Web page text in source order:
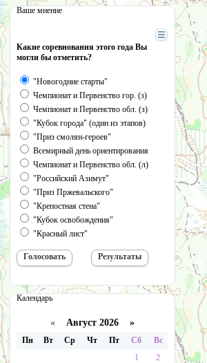
Ваше мнение
Какие соревнования этого года Вы
могли бы отметить?
"Новогодние старты"
Чемпионат и Первенство гор. (з)
Чемпионат и Первенство обл. (з)
"Кубок города" (один из этапов)
"Приз смолян-героев"
Всемирный день ориентирования
Чемпионат и Первенство обл. (л)
"Российский Азимут"
"Приз Пржевальского"
"Крепостная стена"
"Кубок освобождения"
"Красный лист"
Календарь
« Август 2026 »
Пн Вт Ср Чт Пт Сб
Вс
1
2